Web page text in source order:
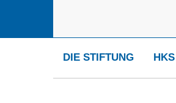
DIE STIFTUNG